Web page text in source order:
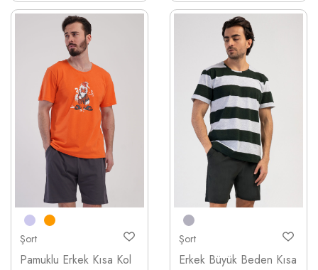
Şort
Pamuklu Erkek Kısa Kol
Şort
Erkek Büyük Beden Kısa